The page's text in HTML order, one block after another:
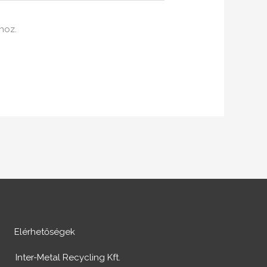
Elérhetőségek
Inter-Metal Recycling Kft.